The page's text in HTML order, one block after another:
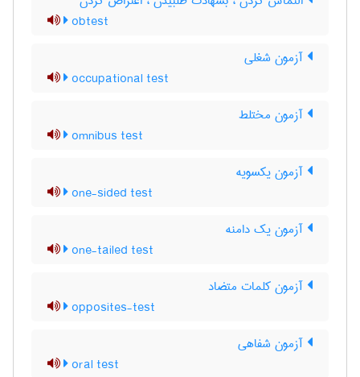
obtest
آزمون شغلی
occupational test
آزمون مختلط
omnibus test
آزمون یکسویه
one-sided test
آزمون یک دامنه
one-tailed test
آزمون کلمات متضاد
opposites-test
آزمون شفاهی
oral test